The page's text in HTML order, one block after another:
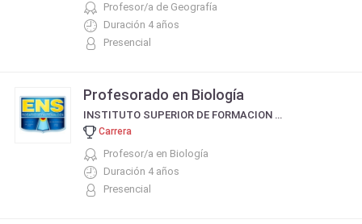
Profesor/a de Geografía
Duración 4 años
Presencial
Profesorado en Biología
INSTITUTO SUPERIOR DE FORMACION DOCENTE N° 174
Carrera
Profesor/a en Biología
Duración 4 años
Presencial